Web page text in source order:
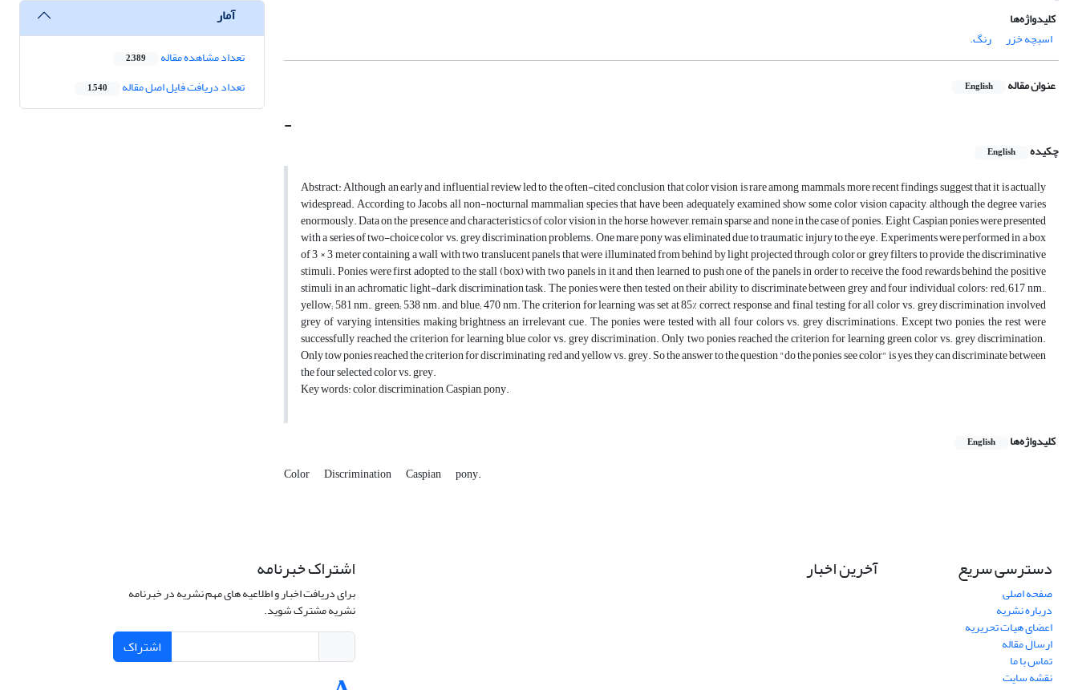
کلیدواژه‌ها
اسبچه خزر
رنگ.
عنوان مقاله English
-
چکیده English
Abstract: Although an early and influential review led to the often-cited conclusion that color vision is rare among mammals, more recent findings suggest that it is actually
widespread. According to Jacobs, all non-nocturnal mammalian species that have been adequately examined show some color vision capacity, although the degree varies
enormously. Data on the presence and characteristics of color vision in the horse, however, remain sparse and none in the case of ponies. Eight Caspian ponies were presented
with a series of two-choice color vs. grey discrimination problems. One mare pony was eliminated due to traumatic injury to the eye. Experiments were performed in a box
of 3 × 3 meter containing a wall with two translucent panels that were illuminated from behind by light projected through color or grey filters to provide the discriminative
stimuli. Ponies were first adopted to the stall (box) with two panels in it and then learned to push one of the panels in order to receive the food rewards behind the positive
stimuli in an achromatic light-dark discrimination task. The ponies were then tested on their ability to discriminate between grey and four individual colors: red; 617 nm.,
yellow; 581 nm., green; 538 nm. and blue; 470 nm. The criterion for learning was set at 85% correct response, and final testing for all color vs. grey discrimination involved
grey of varying intensities, making brightness an irrelevant cue. The ponies were tested with all four colors vs. grey discriminations. Except two ponies, the rest were
successfully reached the criterion for learning blue color vs. grey discrimination. Only two ponies reached the criterion for learning green color vs. grey discrimination.
Only tow ponies reached the criterion for discriminating red and yellow vs. grey. So the answer to the question "do the ponies see color" is yes, they can discriminate between
the four selected color vs. grey.
Key words: color, discrimination, Caspian, pony.
کلیدواژه‌ها English
Color Discrimination Caspian pony.
آمار
تعداد مشاهده مقاله 2,389
تعداد دریافت فایل اصل مقاله 1,540
دسترسی سریع
صفحه اصلی
درباره نشریه
اعضای هیات تحریریه
ارسال مقاله
تماس با ما
نقشه سایت
آخرین اخبار اشتراک خبرنامه
برای دریافت اخبار و اطلاعیه های مهم نشریه در خبرنامه
نشریه مشترک شوید.
اشتراک